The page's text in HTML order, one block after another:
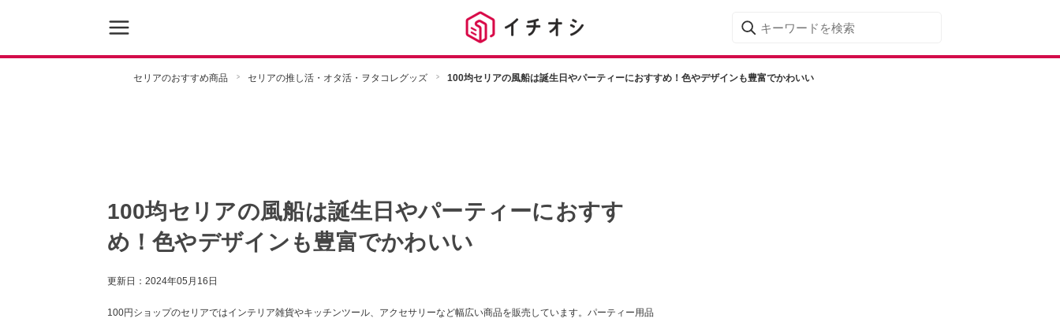
セリアのおすすめ商品 セリアの推し活・オタ活・ヲタコレグッズ 100均セリアの風船は誕生日やパーティーにおすすめ！色やデザインも豊富でかわいい
100均セリアの風船は誕生日やパーティーにおすす
め！色やデザインも豊富でかわいい
更新日： 2024年05月16日
100円ショップのセリアではインテリア雑貨やキッチンツール、アクセサリーなど幅広い商品を販売しています。パーティー用品